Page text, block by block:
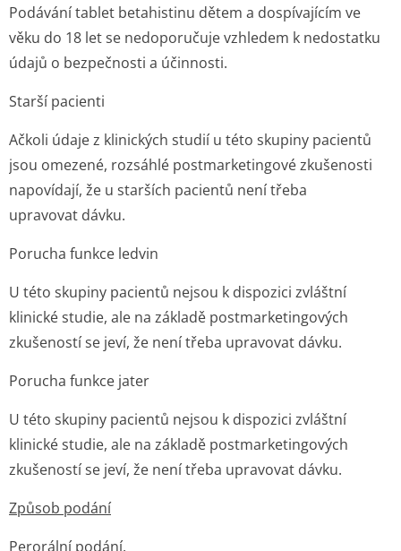
Podávání tablet betahistinu dětem a dospívajícím ve
věku do 18 let se nedoporučuje vzhledem k nedostatku
údajů o bezpečnosti a účinnosti.
Starší pacienti
Ačkoli údaje z klinických studií u této skupiny pacientů
jsou omezené, rozsáhlé postmarketingové zkušenosti
napovídají, že u starších pacientů není třeba
upravovat dávku.
Porucha funkce ledvin
U této skupiny pacientů nejsou k dispozici zvláštní
klinické studie, ale na základě postmarketingových
zkušeností se jeví, že není třeba upravovat dávku.
Porucha funkce jater
U této skupiny pacientů nejsou k dispozici zvláštní
klinické studie, ale na základě postmarketingových
zkušeností se jeví, že není třeba upravovat dávku.
Způsob podání
Perorální podání.